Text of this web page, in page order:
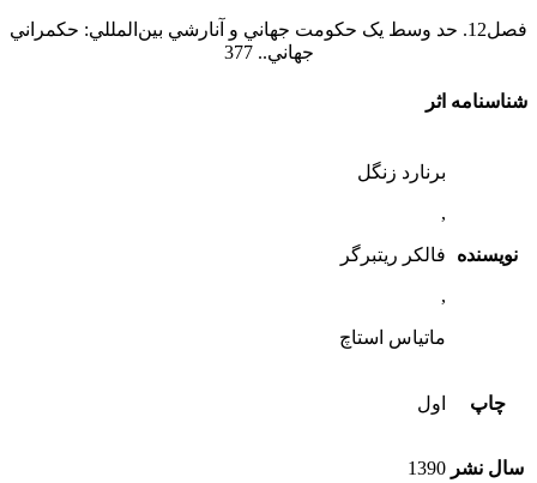
فصل12. حد وسط يک حکومت جهاني و آنارشي بين‌المللي: حکمراني
جهاني.. 377
شناسنامه اثر
نویسنده
برنارد زنگل
,
فالکر ریتبرگر
,
ماتیاس استاچ
چاپ اول
سال نشر 1390